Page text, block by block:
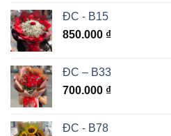
ĐC - B15
850.000 ₫
ĐC – B33
700.000 ₫
ĐC - B78